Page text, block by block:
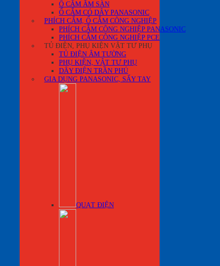
Ổ CẮM ÂM SÀN
Ổ CẮM CÓ DÂY PANASONIC
PHÍCH CẮM, Ổ CẮM CÔNG NGHIỆP
PHÍCH CẮM CÔNG NGHIỆP PANASONIC
PHÍCH CẮM CÔNG NGHIỆP PCE
TỦ ĐIỆN, PHỤ KIỆN VẬT TƯ PHỤ
TỦ ĐIỆN ÂM TƯỜNG
PHỤ KIỆN, VẬT TƯ PHỤ
DÂY ĐIỆN TRẦN PHÚ
GIA DỤNG PANASONIC, SẤY TAY
QUẠT ĐIỆN